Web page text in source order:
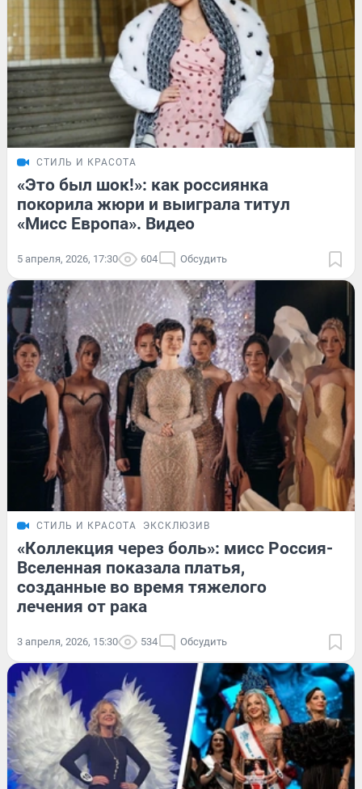
СТИЛЬ И КРАСОТА
«Это был шок!»: как россиянка
покорила жюри и выиграла титул
«Мисс Европа». Видео
5 апреля, 2026, 17:30 604 Обсудить
СТИЛЬ И КРАСОТА ЭКСКЛЮЗИВ
«Коллекция через боль»: мисс Россия-
Вселенная показала платья,
созданные во время тяжелого
лечения от рака
3 апреля, 2026, 15:30 534 Обсудить